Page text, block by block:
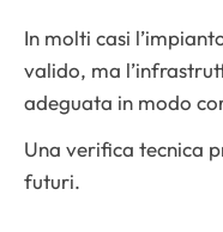
In molti casi
valido, ma
adeguata in modo
Una verifica tecnica
futuri.